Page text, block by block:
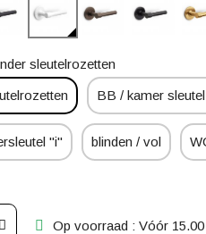
sleutelrozetten
BB / kamer
"i" blinden / vol
Op voorraad : Vóór